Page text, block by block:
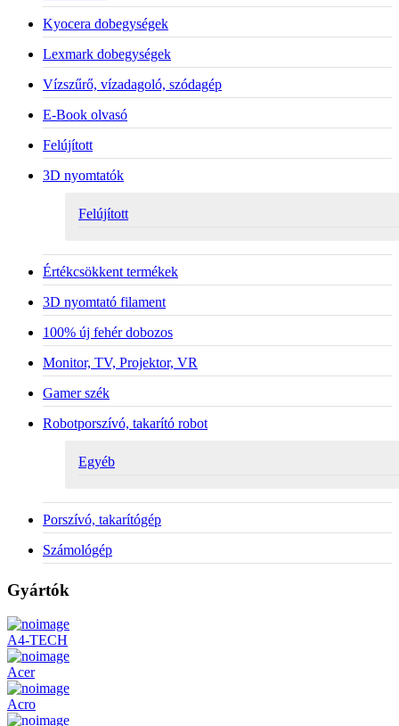
Kyocera dobegységek
Lexmark dobegységek
Vízszűrő, vízadagoló, szódagép
E-Book olvasó
Felújított
3D nyomtatók
Felújított
Értékcsökkent termékek
3D nyomtató filament
100% új fehér dobozos
Monitor, TV, Projektor, VR
Gamer szék
Robotporszívó, takarító robot
Egyéb
Porszívó, takarítógép
Számológép
Gyártók
A4-TECH
Acer
Acro